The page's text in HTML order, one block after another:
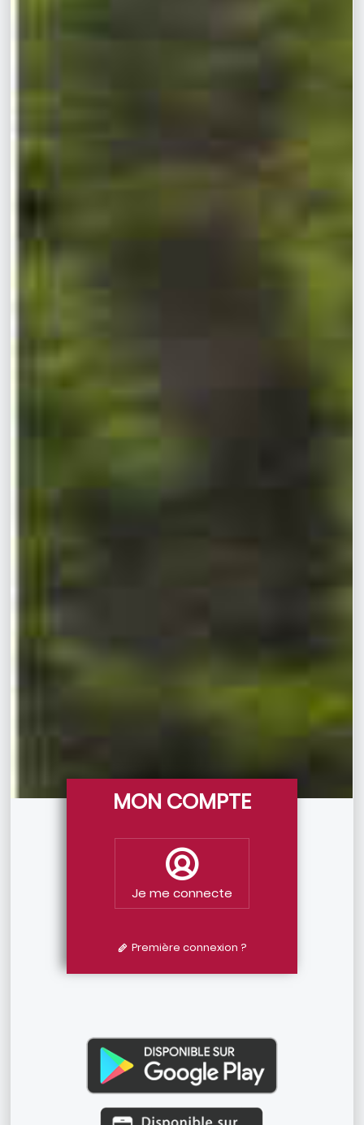
MON COMPTE
Je me connecte
Première connexion ?